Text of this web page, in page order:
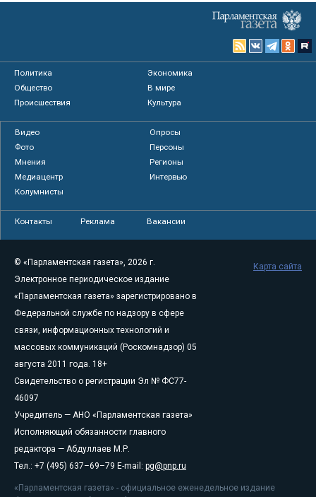
Политика
Экономика
Общество
В мире
Происшествия
Культура
Видео
Опросы
Фото
Персоны
Мнения
Регионы
Медиацентр
Интервью
Колумнисты
Контакты Реклама Вакансии
© «Парламентская газета», 2026 г.
Электронное периодическое издание
«Парламентская газета» зарегистрировано в
Федеральной службе по надзору в сфере
связи, информационных технологий и
массовых коммуникаций (Роскомнадзор) 05
августа 2011 года. 18+
Свидетельство о регистрации Эл № ФС77-
46097
Учредитель — АНО «Парламентская газета»
Исполняющий обязанности главного
редактора — Абдуллаев М.Р.
Тел.: +7 (495) 637–69–79 E-mail: pg@pnp.ru
«Парламентская газета» - официальное еженедельное издание
Карта сайта